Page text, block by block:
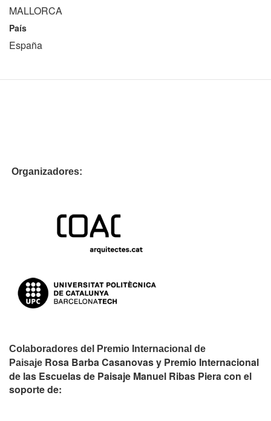
MALLORCA
País
España
Organizadores:
Colaboradores del Premio Internacional de
Paisaje Rosa Barba Casanovas y Premio Internacional
de las Escuelas de Paisaje Manuel Ribas Piera con el
soporte de: